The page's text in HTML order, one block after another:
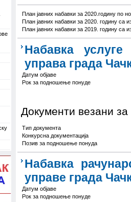
План јавних набавки за 2020.годину по
План јавних набавки за 2020. годину
План јавних набавки за 2019. годину са
Набавка
управа града
Датум објаве
Рок за подношење понуде
Документи везани за
Тип документа
Конкурсна документација
Позив за подношење понуда
Набавка
управе града
Датум објаве
Рок за подношење понуде